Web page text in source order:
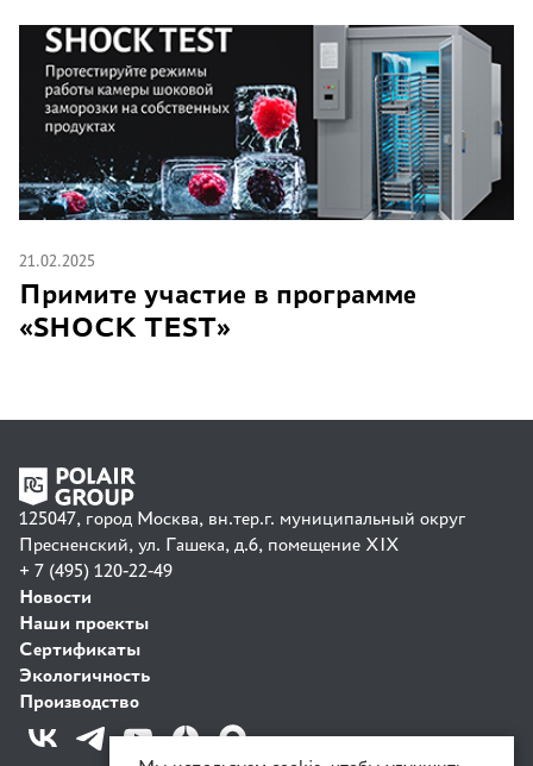
21.02.2025
Примите участие в программе
«SHOCK TEST»
125047, город Москва, вн.тер.г. муниципальный округ
Пресненский, ул. Гашека, д.6, помещение XIX
+ 7 (495) 120-22-49
Новости
Наши проекты
Сертификаты
Экологичность
Производство